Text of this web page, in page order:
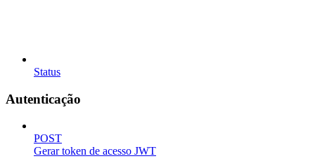
Status
Autenticação
POST
Gerar token de acesso JWT